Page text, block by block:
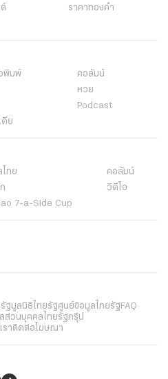
ราคาทองคำ
พิมพ์
คอลัมน์
หวย
Podcast
ดีย
ทย
คอลัมน์
วิดีโอ
7-a-Side Cup
ฐมูลนิธิไทยรัฐศูนย์ข้อมูลไทยรัฐFAQ
ส่วนบุคคลไทยรัฐกรุ๊ป
ราติดต่อโฆษณา